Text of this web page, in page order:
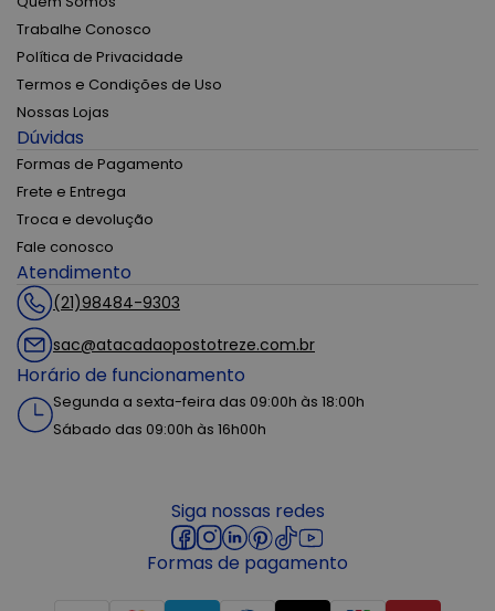
Trabalhe Conosco
Política de Privacidade
Termos e Condições de Uso
Nossas Lojas
Dúvidas
Formas de Pagamento
Frete e Entrega
Troca e devolução
Fale conosco
Atendimento
(21)98484-9303
sac@atacadaopostotreze.com.br
Horário de funcionamento
Segunda a sexta-feira das 09:00h às 18:00h
Sábado das 09:00h às 16h00h
Siga nossas redes
Formas de pagamento